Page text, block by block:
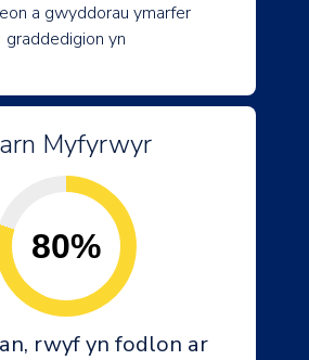
a gwyddorau ymarfer
graddedigion yn
Myfyrwyr
80%
rwyf yn fodlon ar